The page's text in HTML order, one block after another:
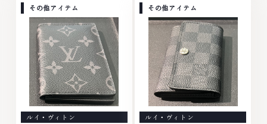
ました。■地域買取No.1へ挑戦
金 プラチナ ダイヤモンド ブラン
ド品 ブランド衣類 お酒買取りの
ことなら、お任せくださいなかで
も金・プラチナ等のアクセサリ
ー・貴金属・宝石・ダイヤモン
ド・ジュエリーや ブランド品・
時計等は特に自信を持って、高額
査定を実現しております。 古く
て使わなくなってしまったアクセ
サリー、動かなくなってしまった
挑戦金 プラチナ ダイヤモンド ブ
ランド品 ブランド衣類 お酒買取
りのことなら、お任せください。
なかでも金・プラチナ等のアクセ
サリー・貴金属・宝石・ダイヤモ
ンド・ジュエリーや ブランド
品・時計等は特に自信を持って、
高額査定を実現しております。
古くて使わなくなってしまったア
クセサリー、動かなくなってしま
った腕時計、多くのお品物の高価
その他アイテム
ルイ・ヴィトン
その他アイテム
ルイ・ヴィトン